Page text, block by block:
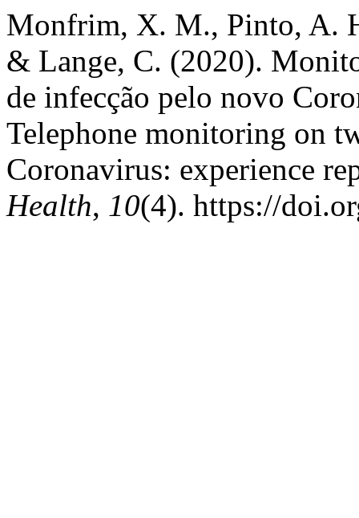
Monfrim, X. M., Pinto, A.
& Lange, C. (2020).
de infecção pelo novo
Telephone monitoring on
Coronavirus: experience
Health, 10(4). https://